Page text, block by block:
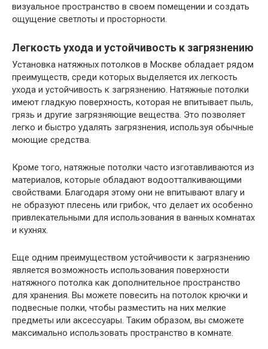
визуальное пространство в своем помещении и создать
ощущение светлоты и просторности.
Легкость ухода и устойчивость к загрязнению
Установка натяжных потолков в Москве обладает рядом
преимуществ, среди которых выделяется их легкость
ухода и устойчивость к загрязнению. Натяжные потолки
имеют гладкую поверхность, которая не впитывает пыль,
грязь и другие загрязняющие вещества. Это позволяет
легко и быстро удалять загрязнения, используя обычные
моющие средства.
Кроме того, натяжные потолки часто изготавливаются из
материалов, которые обладают водоотталкивающими
свойствами. Благодаря этому они не впитывают влагу и
не образуют плесень или грибок, что делает их особенно
привлекательными для использования в ванных комнатах
и кухнях.
Еще одним преимуществом устойчивости к загрязнению
является возможность использования поверхности
натяжного потолка как дополнительное пространство
для хранения. Вы можете повесить на потолок крючки и
подвесные полки, чтобы разместить на них мелкие
предметы или аксессуары. Таким образом, вы сможете
максимально использовать пространство в комнате.